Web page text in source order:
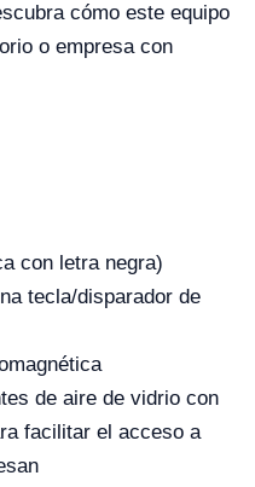
cómo este equipo
o empresa con
con letra negra)
tecla/disparador de
de aire de vidrio con
facilitar el acceso a